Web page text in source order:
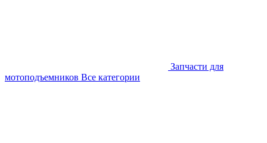
Запчасти для
мотоподъемников Все категории